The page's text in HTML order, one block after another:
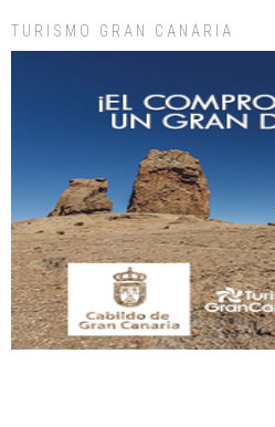
Gato manso encontrado
Este gato macho ha aparecido en la calle
manso y extremadamente cari...
Leales.org » Gran Canaria | 9.7.2025
TURISMO GRAN CANARIA